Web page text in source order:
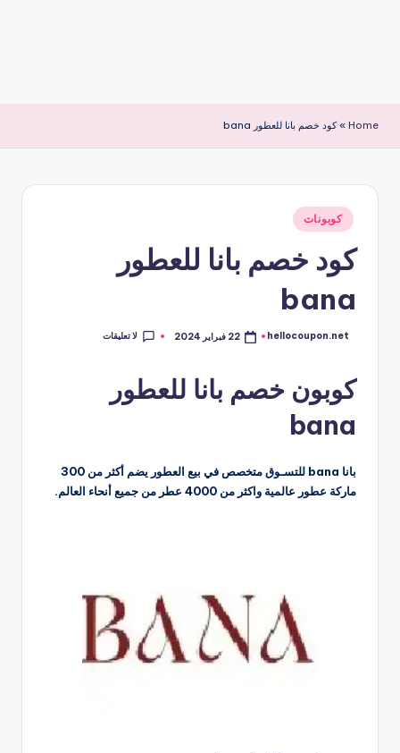
Home
»كود خصم بانا للعطور bana
نُشر
في
كوبونات
كود خصم بانا للعطور
bana
تمّ
hellocoupon.net 22 فبراير 2024 لا تعليقات
كوبون خصم بانا للعطور
bana
بانا bana للتسـوق متخصص في بيع العطور يضم أكثر من 300
ماركة عطور عالمية واكثر من 4000 عطر من جميع أنحاء العالم.